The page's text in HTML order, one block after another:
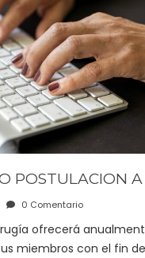
POSTULACION
0 Comentario
ofrecerá
miembros con el fin